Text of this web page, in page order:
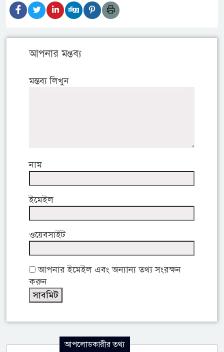
আপনার মন্তব্য
মন্তব্য লিখুন
নাম
ইমেইল
ওয়েবসাইট
আপনার ইমেইল এবং অন্যান্য তথ্য সংরক্ষন
করুন
আপলোডকারীর তথ্য